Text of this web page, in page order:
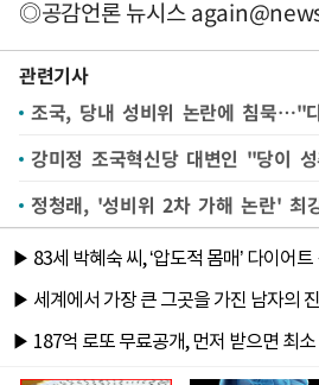
◎공감언론 뉴시스
관련기사
조국, 당내 성비위 논란에 침묵…"